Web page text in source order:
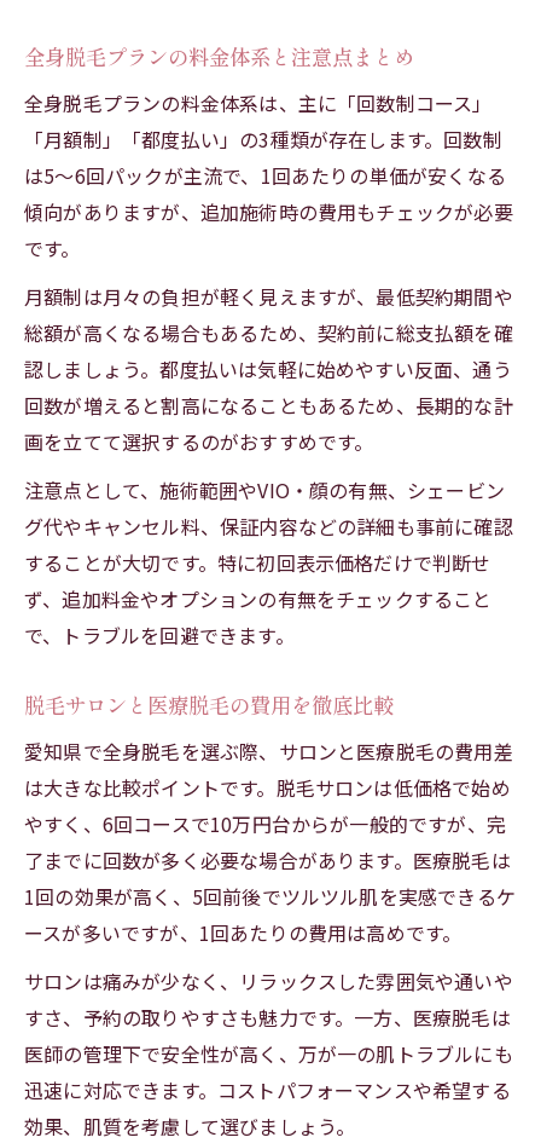
全身脱毛プランの料金体系と注意点まとめ
全身脱毛プランの料金体系は、主に「回数制コース」
「月額制」「都度払い」の3種類が存在します。回数制
は5〜6回パックが主流で、1回あたりの単価が安くなる
傾向がありますが、追加施術時の費用もチェックが必要
です。
月額制は月々の負担が軽く見えますが、最低契約期間や
総額が高くなる場合もあるため、契約前に総支払額を確
認しましょう。都度払いは気軽に始めやすい反面、通う
回数が増えると割高になることもあるため、長期的な計
画を立てて選択するのがおすすめです。
注意点として、施術範囲やVIO・顔の有無、シェービン
グ代やキャンセル料、保証内容などの詳細も事前に確認
することが大切です。特に初回表示価格だけで判断せ
ず、追加料金やオプションの有無をチェックすること
で、トラブルを回避できます。
脱毛サロンと医療脱毛の費用を徹底比較
愛知県で全身脱毛を選ぶ際、サロンと医療脱毛の費用差
は大きな比較ポイントです。脱毛サロンは低価格で始め
やすく、6回コースで10万円台からが一般的ですが、完
了までに回数が多く必要な場合があります。医療脱毛は
1回の効果が高く、5回前後でツルツル肌を実感できるケ
ースが多いですが、1回あたりの費用は高めです。
サロンは痛みが少なく、リラックスした雰囲気や通いや
すさ、予約の取りやすさも魅力です。一方、医療脱毛は
医師の管理下で安全性が高く、万が一の肌トラブルにも
迅速に対応できます。コストパフォーマンスや希望する
効果、肌質を考慮して選びましょう。